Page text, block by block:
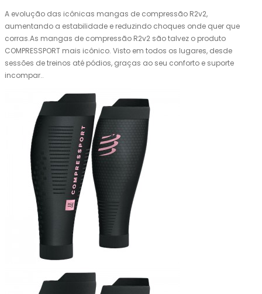
A evolução das icônicas mangas de compressão R2v2,
aumentando a estabilidade e reduzindo choques onde quer que
corras.As mangas de compressão R2v2 são talvez o produto
COMPRESSPORT mais icônico. Visto em todos os lugares, desde
sessões de treinos até pódios, graças ao seu conforto e suporte
incompar..